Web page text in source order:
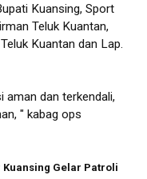
Kuansing, Sport
Teluk Kuantan,
Kuantan dan Lap.
aman dan terkendali,
" kabag ops
Kuansing Gelar Patroli